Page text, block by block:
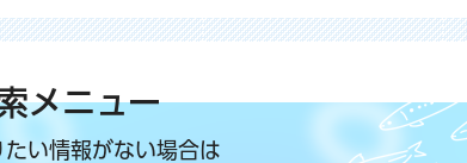
メニュー
い情報がない場合は